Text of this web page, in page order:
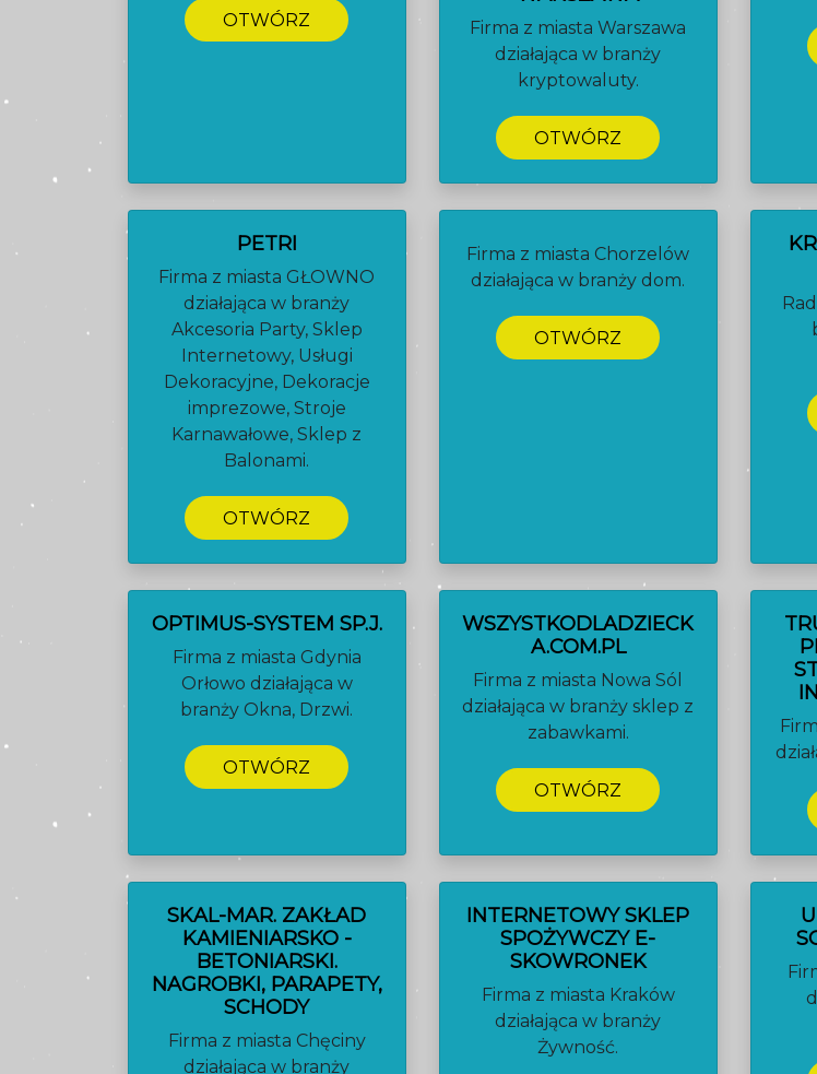
OTWÓRZ
Firma z miasta Warszawa
działająca w branży
kryptowaluty.
OTWÓRZ
PETRI
Firma z miasta GŁOWNO
działająca w branży
Akcesoria Party, Sklep
Internetowy, Usługi
Dekoracyjne, Dekoracje
imprezowe, Stroje
Karnawałowe, Sklep z
Balonami.
OTWÓRZ
Firma z miasta Chorzelów
działająca w branży dom.
OTWÓRZ
OPTIMUS-SYSTEM SP.J.
Firma z miasta Gdynia
Orłowo działająca w
branży Okna, Drzwi.
OTWÓRZ
WSZYSTKODLADZIECK
A.COM.PL
Firma z miasta Nowa Sól
działająca w branży sklep z
zabawkami.
OTWÓRZ
SKAL-MAR. ZAKŁAD
KAMIENIARSKO -
BETONIARSKI.
NAGROBKI, PARAPETY,
SCHODY
Firma z miasta Chęciny
działająca w branży
INTERNETOWY SKLEP
SPOŻYWCZY E-
SKOWRONEK
Firma z miasta Kraków
działająca w branży
Żywność.